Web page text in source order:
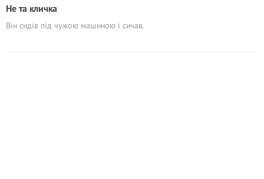
Не та кличка
Він сидів під чужою машиною і сичав.